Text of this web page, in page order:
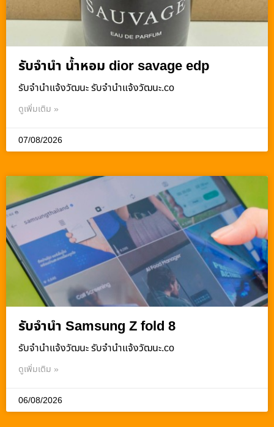
รับจำนำ น้ำหอม dior savage edp
รับจํานําแจ้งวัฒนะ รับจํานําแจ้งวัฒนะ.co
ดูเพิ่มเติม »
07/08/2026
รับจำนำ Samsung Z fold 8
รับจํานําแจ้งวัฒนะ รับจํานําแจ้งวัฒนะ.co
ดูเพิ่มเติม »
06/08/2026